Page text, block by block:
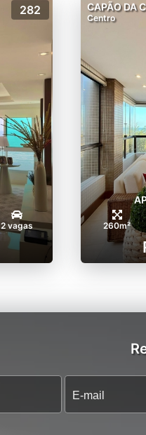
282
2 vagas
CAPÃO DA
Centro
260m²